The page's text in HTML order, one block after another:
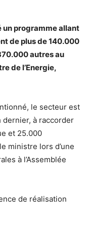
un programme allant
de plus de 140.000
autres au
de l’Energie,
le secteur est
à raccorder
et 25.000
ministre lors d’une
à l’Assemblée
de réalisation